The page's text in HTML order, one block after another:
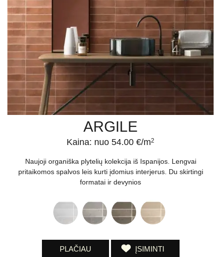
ARGILE
Kaina: nuo 54.00 €/m2
Naujoji organiška plytelių kolekcija iš Ispanijos. Lengvai
pritaikomos spalvos leis kurti įdomius interjerus. Du skirtingi
formatai ir devynios
PLAČIAU ĮSIMINTI